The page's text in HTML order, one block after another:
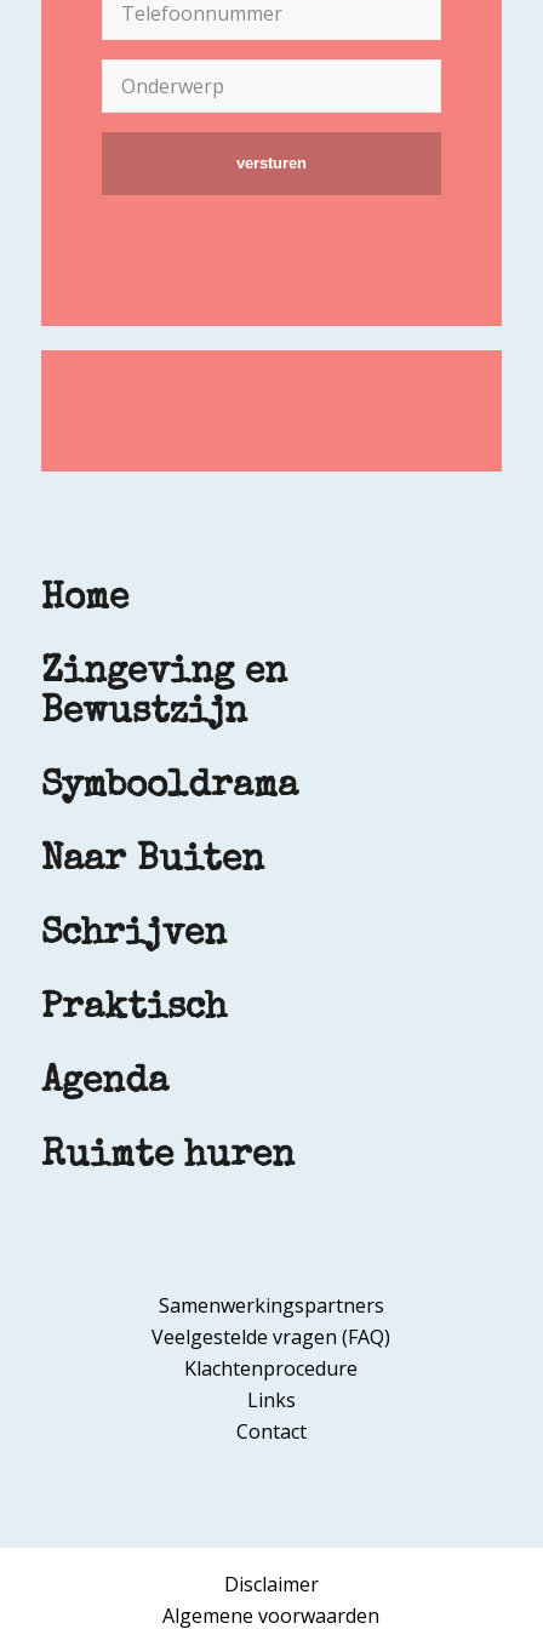
Onderwerp
Home
Zingeving en
Bewustzijn
Symbooldrama
Naar Buiten
Schrijven
Praktisch
Agenda
Ruimte huren
Samenwerkingspartners
Veelgestelde vragen (FAQ)
Klachtenprocedure
Links
Contact
Disclaimer
Algemene voorwaarden